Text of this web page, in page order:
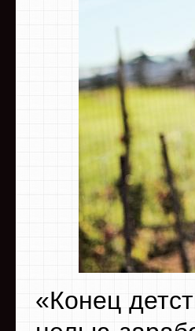
«Конец